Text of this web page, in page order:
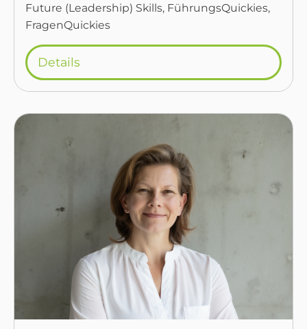
Future (Leadership) Skills, FührungsQuickies,
FragenQuickies
Details